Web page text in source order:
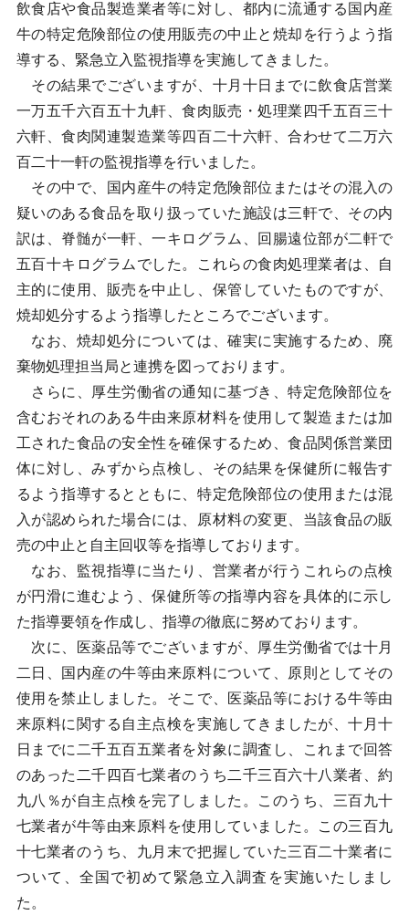
飲食店や食品製造業者等に対し、都内に流通する国内産
牛の特定危険部位の使用販売の中止と焼却を行うよう指
導する、緊急立入監視指導を実施してきました。
その結果でございますが、十月十日までに飲食店営業
一万五千六百五十九軒、食肉販売・処理業四千五百三十
六軒、食肉関連製造業等四百二十六軒、合わせて二万六
百二十一軒の監視指導を行いました。
その中で、国内産牛の特定危険部位またはその混入の
疑いのある食品を取り扱っていた施設は三軒で、その内
訳は、脊髄が一軒、一キログラム、回腸遠位部が二軒で
五百十キログラムでした。これらの食肉処理業者は、自
主的に使用、販売を中止し、保管していたものですが、
焼却処分するよう指導したところでございます。
なお、焼却処分については、確実に実施するため、廃
棄物処理担当局と連携を図っております。
さらに、厚生労働省の通知に基づき、特定危険部位を
含むおそれのある牛由来原材料を使用して製造または加
工された食品の安全性を確保するため、食品関係営業団
体に対し、みずから点検し、その結果を保健所に報告す
るよう指導するとともに、特定危険部位の使用または混
入が認められた場合には、原材料の変更、当該食品の販
売の中止と自主回収等を指導しております。
なお、監視指導に当たり、営業者が行うこれらの点検
が円滑に進むよう、保健所等の指導内容を具体的に示し
た指導要領を作成し、指導の徹底に努めております。
次に、医薬品等でございますが、厚生労働省では十月
二日、国内産の牛等由来原料について、原則としてその
使用を禁止しました。そこで、医薬品等における牛等由
来原料に関する自主点検を実施してきましたが、十月十
日までに二千五百五業者を対象に調査し、これまで回答
のあった二千四百七業者のうち二千三百六十八業者、約
九八％が自主点検を完了しました。このうち、三百九十
七業者が牛等由来原料を使用していました。この三百九
十七業者のうち、九月末で把握していた三百二十業者に
ついて、全国で初めて緊急立入調査を実施いたしまし
た。